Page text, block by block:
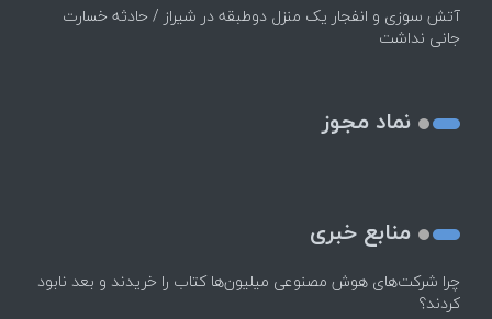
آتش سوزی و انفجار یک منزل دوطبقه در شیراز / حادثه خسارت
جانی نداشت
نماد مجوز
منابع خبری
چرا شرکت‌های هوش مصنوعی میلیون‌ها کتاب را خریدند و بعد نابود
کردند؟